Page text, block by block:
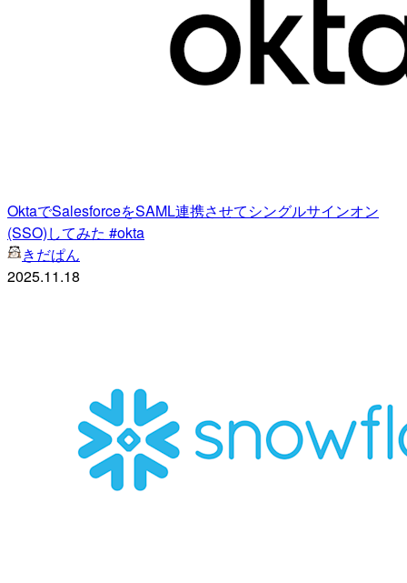
OktaでSalesforceをSAML連携させてシングルサインオン
(SSO)してみた #okta
きだぱん
2025.11.18